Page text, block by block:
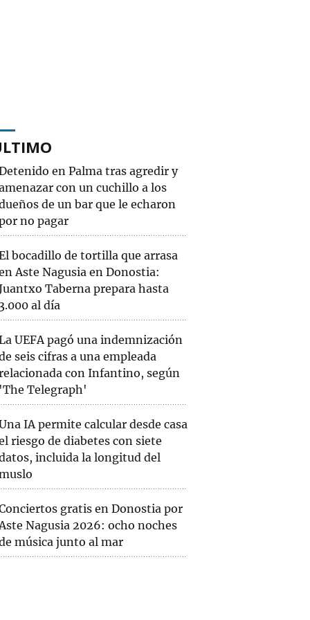
en Palma tras agredir y
con un cuchillo a los
de un bar que le echaron
no pagar
bocadillo de tortilla que arrasa
Aste Nagusia en Donostia:
Taberna prepara hasta
3.000 al día
UEFA pagó una indemnización
seis cifras a una empleada
con Infantino, según
'The Telegraph'
IA permite calcular desde casa
riesgo de diabetes con siete
incluida la longitud del
gratis en Donostia por
Nagusia 2026: ocho noches
música junto al mar